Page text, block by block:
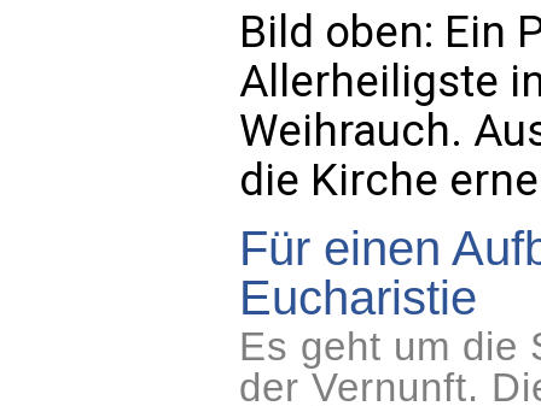
Bild oben: Ein
Allerheiligste
Weihrauch.
die Kirche
Für einen
Eucharistie
Es geht um die
der Vernunft.